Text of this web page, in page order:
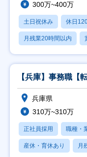
300万~400万
土日祝休み 休日
月残業20時間以内
【兵庫】事務職【
兵庫県
310万~310万
正社員採用 職種・
産休・育休あり 月